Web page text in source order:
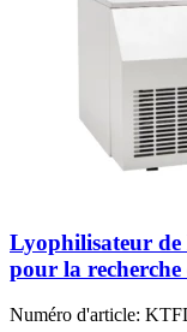
Lyophilisateur
pour la recherche
Numéro d'article: